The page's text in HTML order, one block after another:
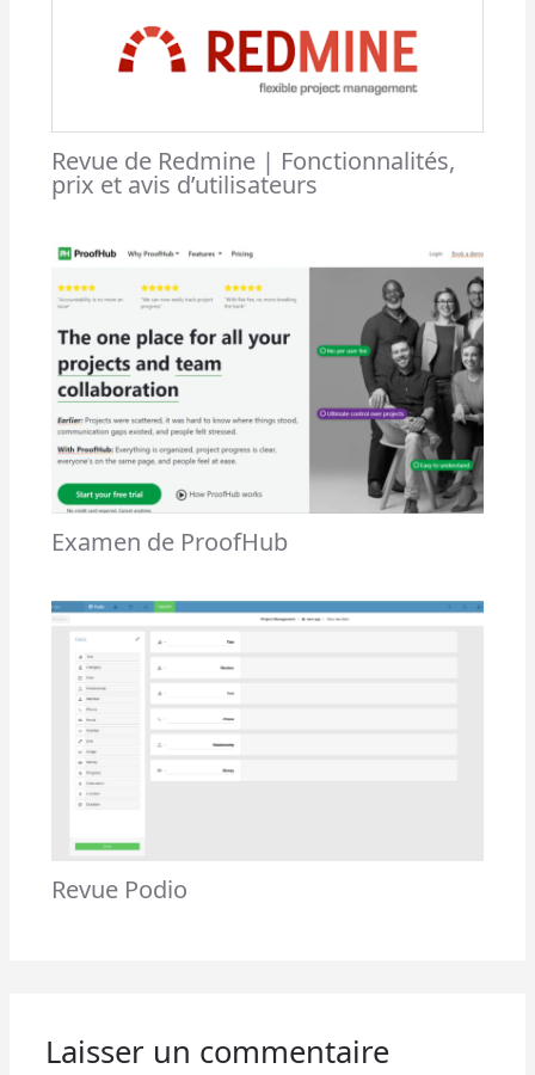
Revue de Redmine | Fonctionnalités,
prix et avis d’utilisateurs
Examen de ProofHub
Revue Podio
Laisser un commentaire